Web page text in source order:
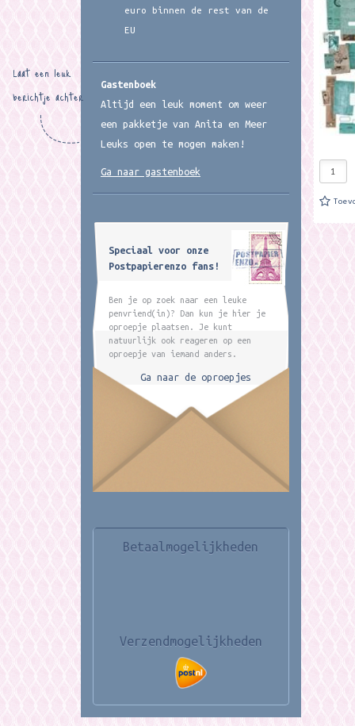
euro binnen de rest van de
EU
Gastenboek
Altijd een leuk moment om weer
een pakketje van Anita en Meer
Leuks open te mogen maken!
Laat een leuk
berichtje achter
Ga naar gastenboek
Speciaal voor onze
Postpapierenzo fans!
Ben je op zoek naar een leuke
penvriend(in)? Dan kun je hier je
oproepje plaatsen. Je kunt
natuurlijk ook reageren op een
oproepje van iemand anders.
Ga naar de oproepjes
Betaalmogelijkheden
Verzendmogelijkheden